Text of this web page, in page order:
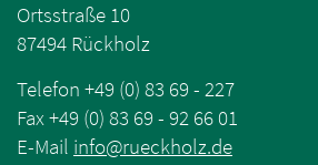
Ortsstraße 10
87494 Rückholz
Telefon +49 (0) 83 69 - 227
Fax +49 (0) 83 69 - 92 66 01
E-Mail info@rueckholz.de